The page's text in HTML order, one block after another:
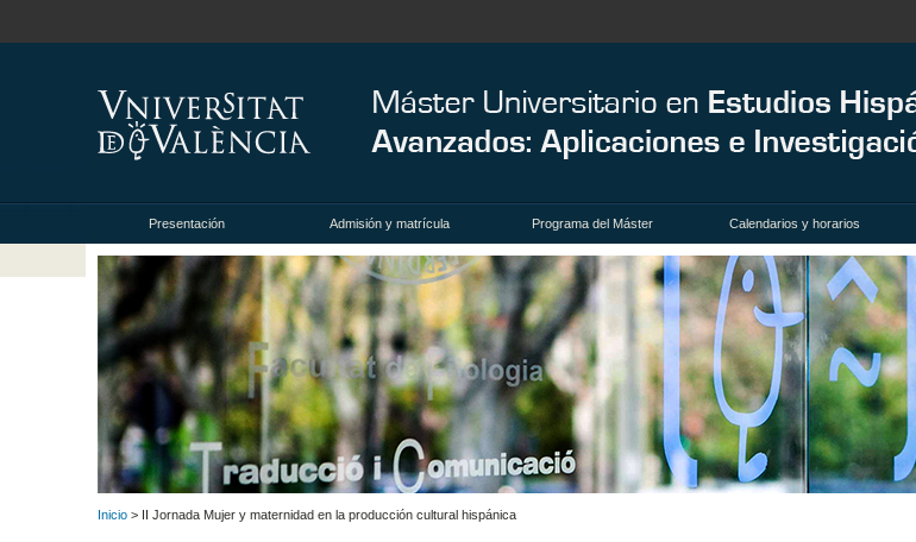
Presentación Admisión y matrícula Programa del Máster Calendarios y horarios
Inicio > II Jornada Mujer y maternidad en la producción cultural hispánica